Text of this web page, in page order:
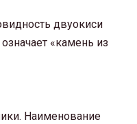
двуокиси
«камень из
Наименование